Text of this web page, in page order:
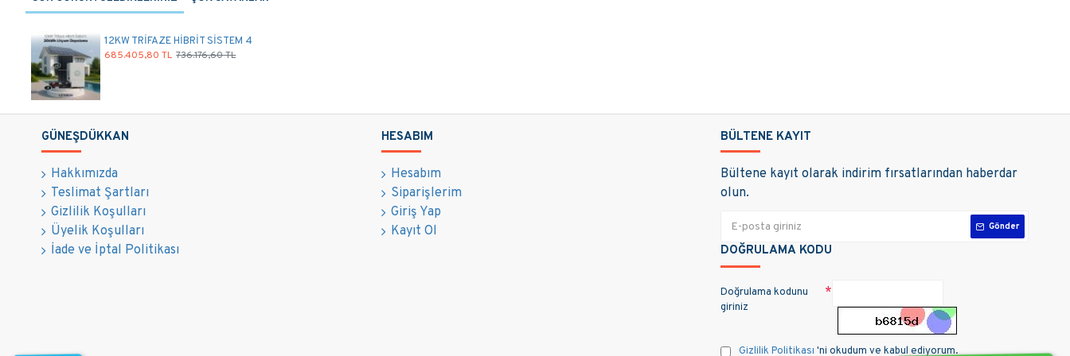
12KW TRİFAZE HİBRİT SİSTEM 4
685.405,80 TL 736.176,60 TL
GÜNEŞDÜKKAN
Hakkımızda
Teslimat Şartları
Gizlilik Koşulları
Üyelik Koşulları
İade ve İptal Politikası
HESABIM
Hesabım
Siparişlerim
Giriş Yap
Kayıt Ol
BÜLTENE KAYIT
Bültene kayıt olarak indirim fırsatlarından haberdar
olun.
Gönder
DOĞRULAMA KODU
Doğrulama kodunu
giriniz
Gizlilik Politikası 'ni okudum ve kabul ediyorum.